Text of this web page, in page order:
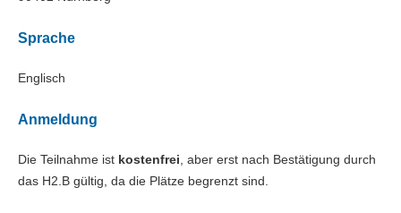
Sprache
Englisch
Anmeldung
Die Teilnahme ist kostenfrei , aber erst nach Bestätigung durch
das H2.B gültig, da die Plätze begrenzt sind.